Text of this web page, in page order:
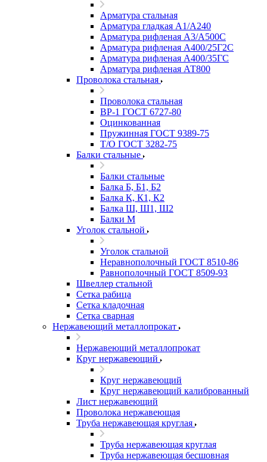
Арматура стальная
Арматура гладкая А1/А240
Арматура рифленая А3/А500С
Арматура рифленая А400/25Г2С
Арматура рифленая А400/35ГС
Арматура рифленая АТ800
Проволока стальная
Проволока стальная
ВР-1 ГОСТ 6727-80
Оцинкованная
Пружинная ГОСТ 9389-75
Т/О ГОСТ 3282-75
Балки стальные
Балки стальные
Балка Б, Б1, Б2
Балка К, К1, К2
Балка Ш, Ш1, Ш2
Балки М
Уголок стальной
Уголок стальной
Неравнополочный ГОСТ 8510-86
Равнополочный ГОСТ 8509-93
Швеллер стальной
Сетка рабица
Сетка кладочная
Сетка сварная
Нержавеющий металлопрокат
Нержавеющий металлопрокат
Круг нержавеющий
Круг нержавеющий
Круг нержавеющий калиброванный
Лист нержавеющий
Проволока нержавеющая
Труба нержавеющая круглая
Труба нержавеющая круглая
Труба нержавеющая бесшовная